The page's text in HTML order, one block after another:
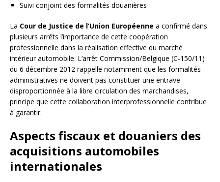
Suivi conjoint des formalités douanières
La Cour de Justice de l’Union Européenne a confirmé dans
plusieurs arrêts l’importance de cette coopération
professionnelle dans la réalisation effective du marché
intérieur automobile. L’arrêt Commission/Belgique (C-150/11)
du 6 décembre 2012 rappelle notamment que les formalités
administratives ne doivent pas constituer une entrave
disproportionnée à la libre circulation des marchandises,
principe que cette collaboration interprofessionnelle contribue
à garantir.
Aspects fiscaux et douaniers des
acquisitions automobiles
internationales